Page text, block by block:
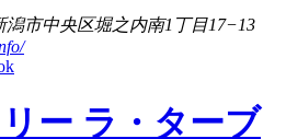
潟市中央区堀之内南1丁目17−13